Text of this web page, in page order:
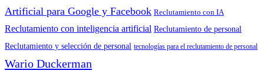
Artificial para Google y Facebook Reclutamiento con IA
Reclutamiento con inteligencia artificial Reclutamiento de personal
Reclutamiento y selección de personal tecnologías para el reclutamiento de personal
Wario Duckerman